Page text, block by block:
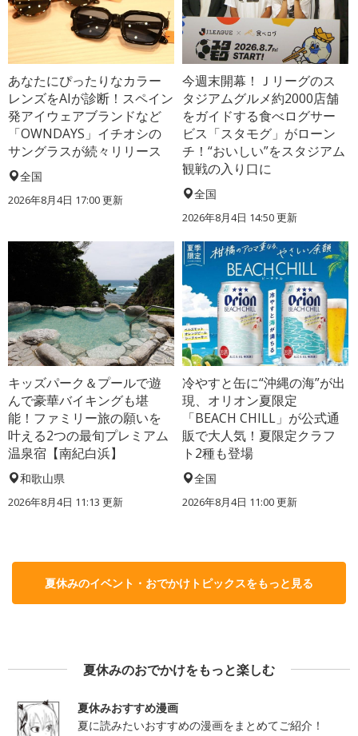
あなたにぴったりなカラー
レンズをAIが診断！スペイン
発アイウェアブランドなど
「OWNDAYS」イチオシの
サングラスが続々リリース
全国
2026年8月4日 17:00更新
今週末開幕！Ｊリーグのス
タジアムグルメ約2000店舗
をガイドする食べログサー
ビス「スタモグ」がローン
チ！“おいしい”をスタジアム
観戦の入り口に
全国
2026年8月4日 14:50更新
キッズパーク＆プールで遊
んで豪華バイキングも堪
能！ファミリー旅の願いを
叶える2つの最旬プレミアム
温泉宿【南紀白浜】
和歌山県
2026年8月4日 11:13 更新
冷やすと缶に“沖縄の海”が出
現、オリオン夏限定
「BEACH CHILL」が公式通
販で大人気！夏限定クラフ
ト2種も登場
全国
2026年8月4日 11:00更新
夏休みのイベント・おでかけトピックスをもっと見る
夏休みのおでかけをもっと楽しむ
夏休みおすすめ漫画
夏に読みたいおすすめの漫画をまとめてご紹介！